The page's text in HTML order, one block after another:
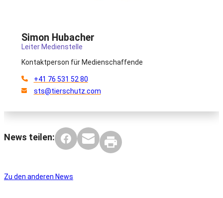
Simon Hubacher
Leiter Medienstelle
Kontaktperson für Medienschaffende
+41 76 531 52 80
sts@tierschutz.com
News teilen:
Zu den anderen News